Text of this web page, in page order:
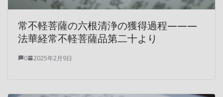
常不軽菩薩の六根清浄の獲得過程———
法華経常不軽菩薩品第二十より
0 2025年2月9日